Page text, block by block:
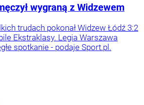
wygraną z Widzewem
trudach pokonał Widzew Łódź 3:2
Ekstraklasy. Legia Warszawa
spotkanie - podaje Sport.pl.